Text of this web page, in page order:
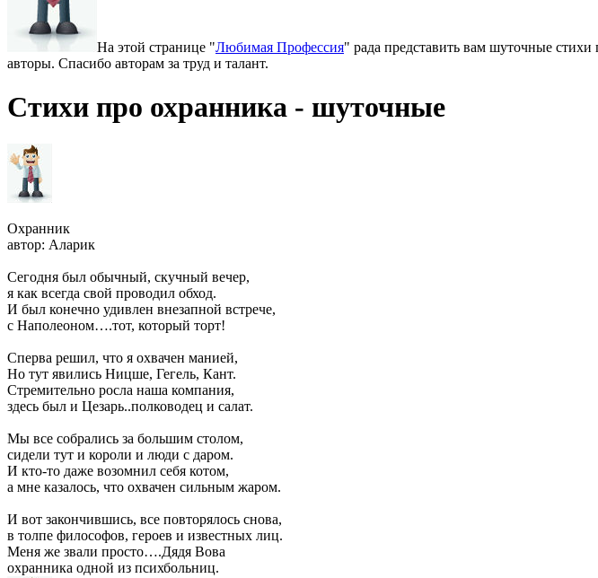
На этой странице "Любимая Профессия" рада представить вам шуточные
авторы. Спасибо авторам за труд и талант.
Стихи про охранника - шуточные
Охранник
автор: Аларик
Сегодня был обычный, скучный вечер,
я как всегда свой проводил обход.
И был конечно удивлен внезапной встрече,
с Наполеоном….тот, который торт!
Сперва решил, что я охвачен манией,
Но тут явились Ницше, Гегель, Кант.
Стремительно росла наша компания,
здесь был и Цезарь..полководец и салат.
Мы все собрались за большим столом,
сидели тут и короли и люди с даром.
И кто-то даже возомнил себя котом,
а мне казалось, что охвачен сильным жаром.
И вот закончившись, все повторялось снова,
в толпе философов, героев и известных лиц.
Меня же звали просто….Дядя Вова
охранника одной из психбольниц.